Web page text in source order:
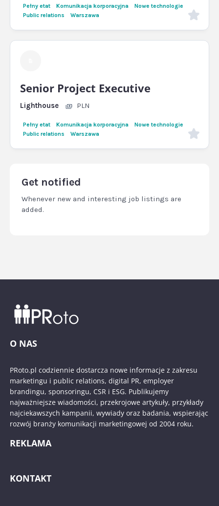
Pełny etat Komunikacja korporacyjna
Nowe technologie
Public relations
Warszawa
Senior Project Executive
Lighthouse PLN
Pełny etat Komunikacja korporacyjna
Nowe technologie
Public relations
Warszawa
Get notified
Whenever new and interesting job listings are
added.
O NAS
PRoto.pl codziennie dostarcza nowe informacje z zakresu
marketingu i public relations, digital PR, employer
brandingu, sponsoringu, CSR i ESG. Publikujemy
najważniejsze wiadomości, przekrojowe artykuły, przykłady
najciekawszych kampanii, wywiady oraz badania, wspierając
rozwój branży komunikacji marketingowej od 2004 roku.
REKLAMA
KONTAKT